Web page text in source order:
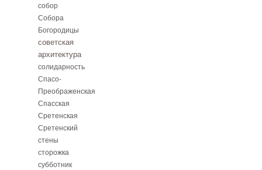
собор
Собора
Богородицы
советская
архитектура
солидарность
Спасо-
Преображенская
Спасская
Сретенская
Сретенский
стены
сторожка
субботник